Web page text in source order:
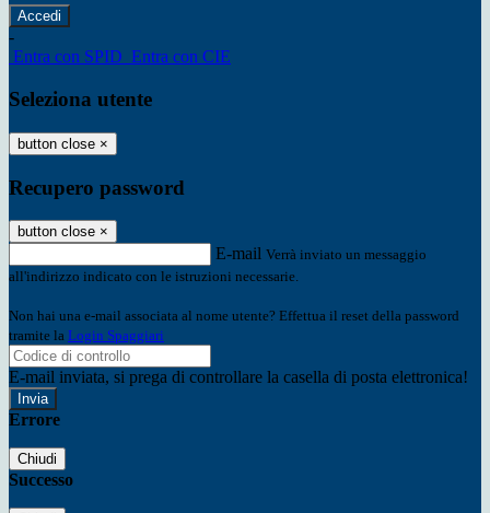
-
Entra con SPID Entra con CIE
Seleziona utente
button close ×
Recupero password
button close ×
E-mail Verrà inviato un messaggio
all'indirizzo indicato con le istruzioni necessarie.
Non hai una e-mail associata al nome utente? Effettua il reset della password
tramite la Login Spaggiari
E-mail inviata, si prega di controllare la casella di posta elettronica!
Errore
Chiudi
Successo